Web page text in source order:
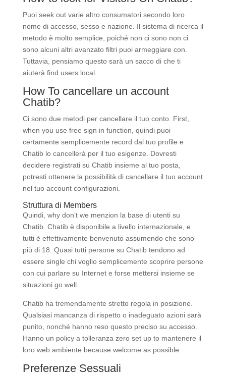
Puoi seek out varie altro consumatori secondo loro
nome di accesso, sesso e nazione. Il sistema di ricerca il
metodo è molto semplice, poiché non ci sono non ci
sono alcuni altri avanzato filtri puoi armeggiare con.
Tuttavia, pensiamo questo sarà un sacco di che ti
aiuterà find users local.
How To cancellare un account
Chatib?
Ci sono due metodi per cancellare il tuo conto. First,
when you use free sign in function, quindi puoi
certamente semplicemente record dal tuo profile e
Chatib lo cancellerà per il tuo esigenze. Dovresti
decidere registrati su Chatib insieme al tuo posta,
potresti ottenere la possibilità di cancellare il tuo account
nel tuo account configurazioni.
Struttura di Members
Quindi, why don’t we menzion la base di utenti su
Chatib. Chatib è disponibile a livello internazionale, e
tutti è effettivamente benvenuto assumendo che sono
più di 18. Quasi tutti persone su Chatib tendono ad
essere single chi voglio semplicemente scoprire persone
con cui parlare su Internet e forse mettersi insieme se
situazioni go well.
Chatib ha tremendamente stretto regola in posizione.
Qualsiasi mancanza di rispetto o inadeguato azioni sarà
punito, nonché hanno reso questo preciso su accesso.
Hanno un policy a tolleranza zero set up to mantenere il
loro web ambiente because welcome as possible.
Preferenze Sessuali